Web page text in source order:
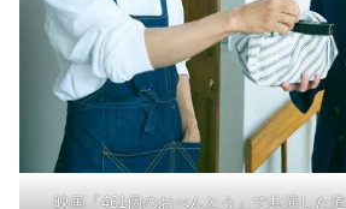
映画「461個のおべんとう」で共演した